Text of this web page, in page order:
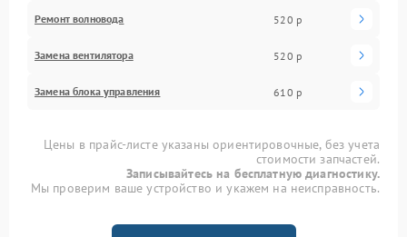
Ремонт волновода 520 р
Замена вентилятора 520 р
Замена блока управления 610 р
Цены в прайс-листе указаны ориентировочные, без учета
стоимости запчастей.
Записывайтесь на бесплатную диагностику.
Мы проверим ваше устройство и укажем на неисправность.